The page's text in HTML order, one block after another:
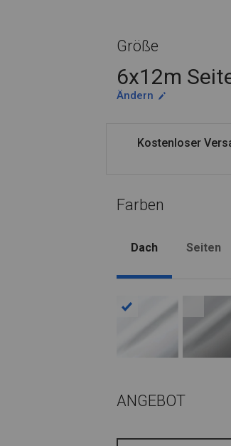
Größe
6x12m
Ändern
Kostenloser
Farben
Dach Seiten
ANGEBOT